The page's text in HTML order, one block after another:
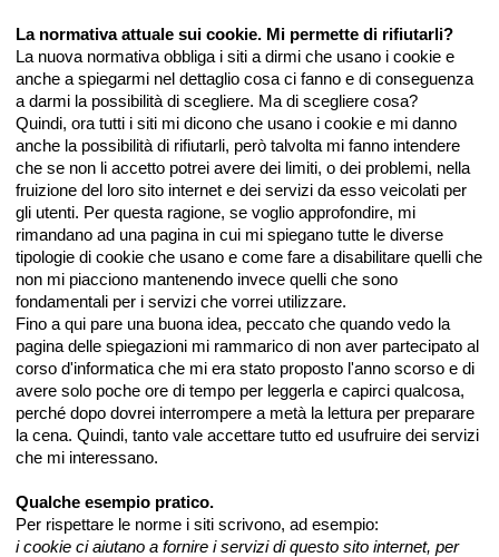
La normativa attuale sui cookie. Mi permette di rifiutarli?
La nuova normativa obbliga i siti a dirmi che usano i cookie e
anche a spiegarmi nel dettaglio cosa ci fanno e di conseguenza
a darmi la possibilità di scegliere. Ma di scegliere cosa?
Quindi, ora tutti i siti mi dicono che usano i cookie e mi danno
anche la possibilità di rifiutarli, però talvolta mi fanno intendere
che se non li accetto potrei avere dei limiti, o dei problemi, nella
fruizione del loro sito internet e dei servizi da esso veicolati per
gli utenti. Per questa ragione, se voglio approfondire, mi
rimandano ad una pagina in cui mi spiegano tutte le diverse
tipologie di cookie che usano e come fare a disabilitare quelli che
non mi piacciono mantenendo invece quelli che sono
fondamentali per i servizi che vorrei utilizzare.
Fino a qui pare una buona idea, peccato che quando vedo la
pagina delle spiegazioni mi rammarico di non aver partecipato al
corso d'informatica che mi era stato proposto l'anno scorso e di
avere solo poche ore di tempo per leggerla e capirci qualcosa,
perché dopo dovrei interrompere a metà la lettura per preparare
la cena. Quindi, tanto vale accettare tutto ed usufruire dei servizi
che mi interessano.
Qualche esempio pratico.
Per rispettare le norme i siti scrivono, ad esempio:
i cookie ci aiutano a fornire i servizi di questo sito internet, per